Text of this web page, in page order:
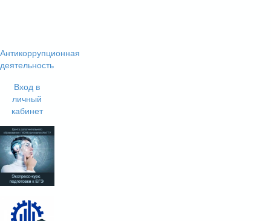
Антикоррупционная
деятельность
Вход в
личный
кабинет